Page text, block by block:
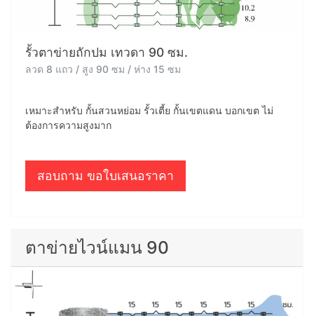
รั้วตาข่ายถักปม เทวดา 90 ซม.
ลวด 8 แถว / สูง 90 ซม / ห่าง 15 ซม
เหมาะสำหรับ กั้นสวนหย่อม รั้วเตี้ย กั้นเขตแดน บอกเขต ไม่
ต้องการความสูงมาก
สอบถาม ขอใบเสนอราคา
ตาข่ายไวน์แมน 90